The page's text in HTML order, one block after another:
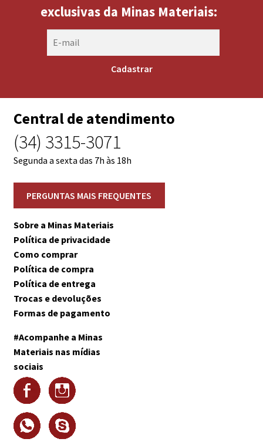
exclusivas da Minas Materiais:
Central de atendimento
(34) 3315-3071
Segunda a sexta das 7h às 18h
Sobre a Minas Materiais
Política de privacidade
Como comprar
Política de compra
Política de entrega
Trocas e devoluções
Formas de pagamento
#Acompanhe a Minas
Materiais nas mídias
sociais